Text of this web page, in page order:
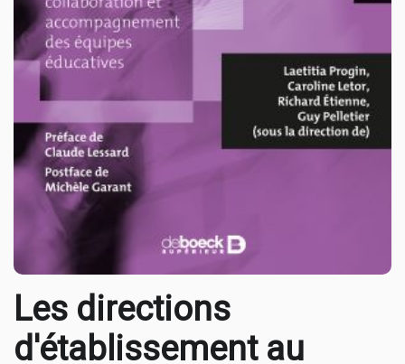
Les directions
d'établissement au